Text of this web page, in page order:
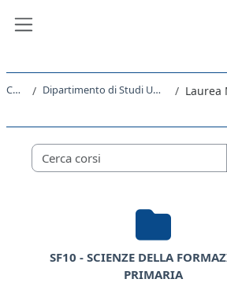
Corsi Dipartimento di Studi Umanistici
Categorie di corso
SF10 - SCIENZE DELLA
PRIMARIA